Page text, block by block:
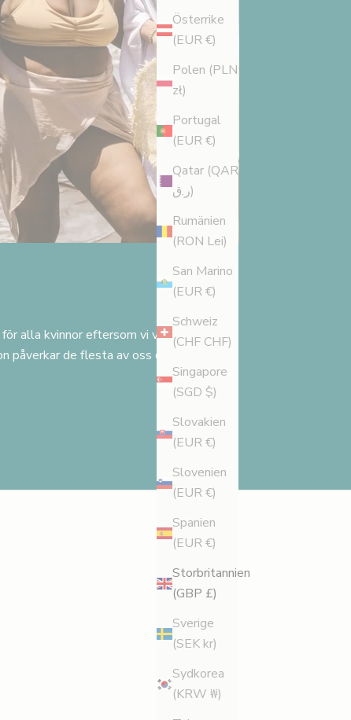
Österrike
(EUR €)
Polen (PLN
zł)
Portugal
(EUR €)
Qatar (QAR
ر.ق)
Rumänien
(RON Lei)
San Marino
(EUR €)
Schweiz
(CHF CHF)
Singapore
(SGD $)
Slovakien
(EUR €)
Slovenien
(EUR €)
Spanien
(EUR €)
Storbritannien
(GBP £)
Sverige
(SEK kr)
Sydkorea
(KRW ₩)
alla kvinnor eftersom vi vet att
påverkar de flesta av oss oavsett vem vi